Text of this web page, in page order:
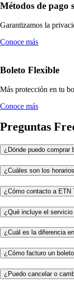
Métodos de pago
Garantizamos la
Conoce más
Boleto Flexible
Más protección en tu
Conoce más
Preguntas
¿Dónde puedo comprar
¿Cuáles son los
¿Cómo contacto a ETN
¿Qué incluye el servicio
¿Cuál es la diferencia
¿Cómo facturo un
¿Puedo cancelar o